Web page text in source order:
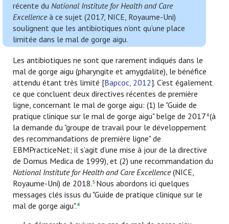
récente du National Institute for Health and Care
Excellenceà ce sujet (2017, NICE, Royaume-Uni)
soulignent que les antibiotiques n’ont qu’une place
limitée dans le mal de gorge aigu.
Les antibiotiques ne sont que rarement indiqués dans le
mal de gorge aigu (pharyngite et amygdalite), le bénéfice
attendu étant très limité [Bapcoc, 2012]. C’est également
ce que concluent deux directives récentes de première
ligne, concernant le mal de gorge aigu: (1) le "Guide de
pratique clinique sur le mal de gorge aigu" belge de 20174(à
la demande du "groupe de travail pour le développement
des recommandations de première ligne" de
EBMPracticeNet; il s’agit d’une mise à jour de la directive
de Domus Medica de 1999), et (2) une recommandation du
National Institute for Health and Care Excellence(NICE,
Royaume-Uni) de 2018.5 Nous abordons ici quelques
messages clés issus du "Guide de pratique clinique sur le
mal de gorge aigu".4